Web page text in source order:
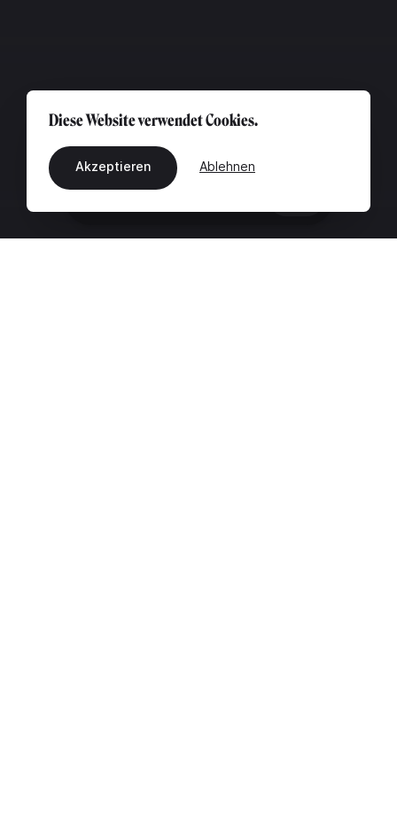
Diese Website verwendet Cookies.
Akzeptieren Ablehnen